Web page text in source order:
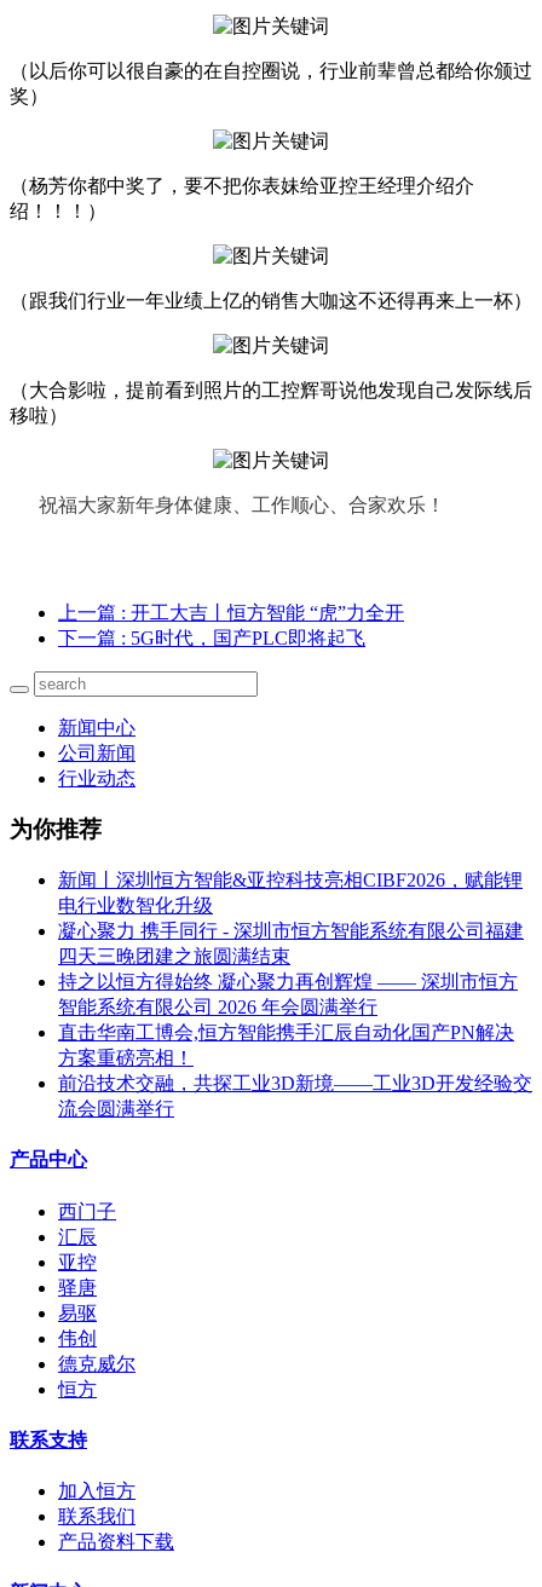
（以后你可以很自豪的在自控圈说，行业前辈曾总都给你颁过
奖）
（杨芳你都中奖了，要不把你表妹给亚控王经理介绍介
绍！！！）
（跟我们行业一年业绩上亿的销售大咖这不还得再来上一杯）
（大合影啦，提前看到照片的工控辉哥说他发现自己发际线后
移啦）
祝福大家新年身体健康、工作顺心、合家欢乐！
上一篇 : 开工大吉丨恒方智能 “虎”力全开
下一篇 : 5G时代，国产PLC即将起飞
新闻中心
公司新闻
行业动态
为你推荐
新闻丨深圳恒方智能&亚控科技亮相CIBF2026，赋能锂
电行业数智化升级
凝心聚力 携手同行 - 深圳市恒方智能系统有限公司福建
四天三晚团建之旅圆满结束
持之以恒方得始终 凝心聚力再创辉煌 —— 深圳市恒方
智能系统有限公司 2026 年会圆满举行
直击华南工博会,恒方智能携手汇辰自动化国产PN解决
方案重磅亮相！
前沿技术交融，共探工业3D新境——工业3D开发经验交
流会圆满举行
产品中心
西门子
汇辰
亚控
驿唐
易驱
伟创
德克威尔
恒方
联系支持
加入恒方
联系我们
产品资料下载